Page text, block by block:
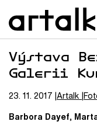
Výstava
Galerii
23. 11. 2017 Artalk
Barbora Dayef,